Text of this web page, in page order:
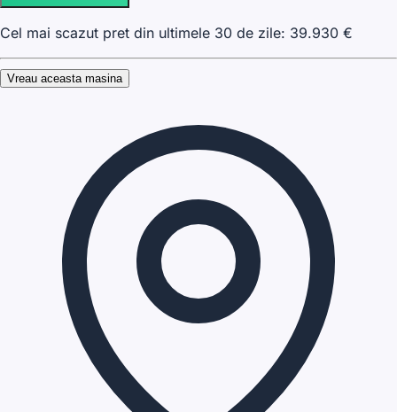
Cel mai scazut pret din ultimele 30 de zile: 39.930 €
Vreau aceasta masina